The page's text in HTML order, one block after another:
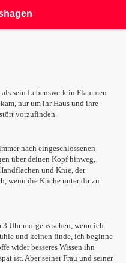
sein Lebenswerk in Flammen
nur um ihr Haus und ihre
vorzufinden.
nach eingeschlossenen
über deinen Kopf hinweg,
und Knie, der
wenn die Küche unter dir zu
Uhr morgens sehen, wenn ich
und keinen finde, ich beginne
wider besseres Wissen ihn
ist. Aber seiner Frau und seiner